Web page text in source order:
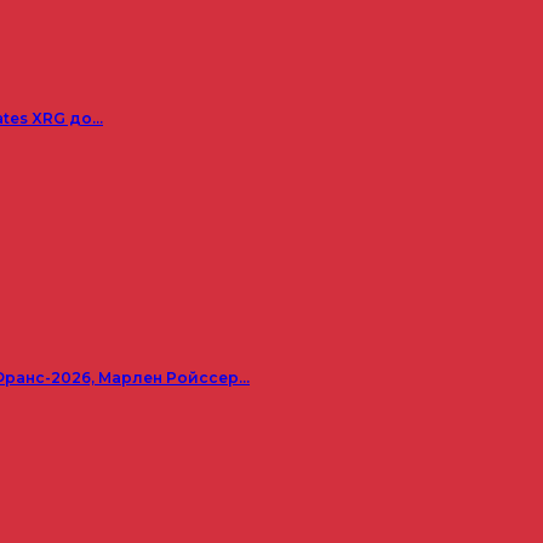
XRG до…
2026, Марлен Ройссер…